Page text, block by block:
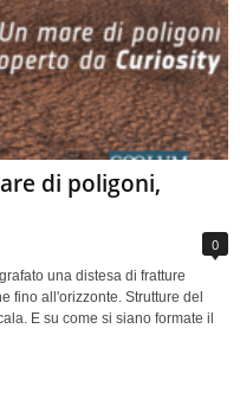
di poligoni,
0
una distesa di fratture
fino all'orizzonte. Strutture del
E su come si siano formate il